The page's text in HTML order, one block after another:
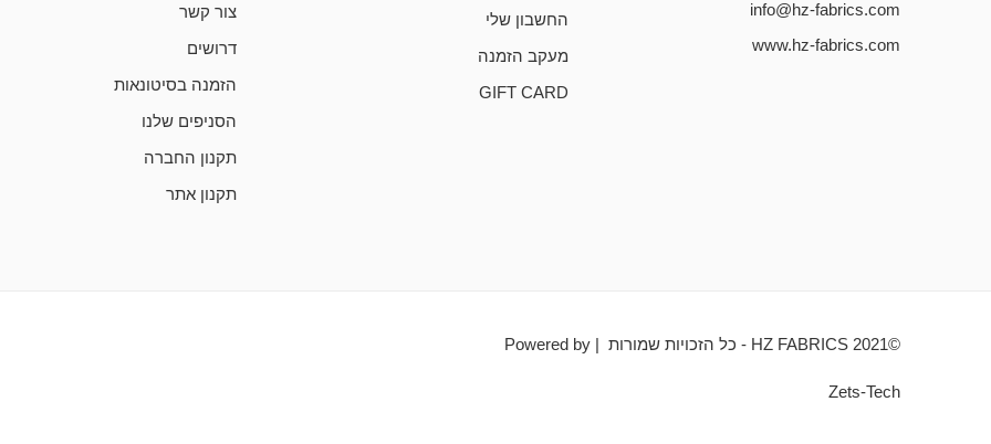
info@hz-fabrics.com
www.hz-fabrics.com
החשבון שלי
מעקב הזמנה
GIFT CARD
צור קשר
דרושים
הזמנה בסיטונאות
הסניפים שלנו
תקנון החברה
תקנון אתר
©HZ FABRICS 2021 - כל הזכויות שמורות | Powered by
Zets-Tech